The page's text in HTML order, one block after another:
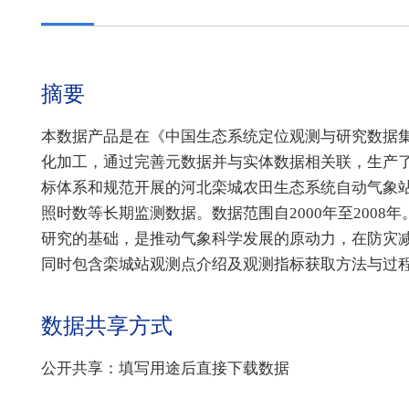
摘要
本数据产品是在《中国生态系统定位观测与研究数
化加工，通过完善元数据并与实体数据相关联，生产
标体系和规范开展的河北栾城农田生态系统自动气
照时数等长期监测数据。数据范围自2000年至2008
研究的基础，是推动气象科学发展的原动力，在防
同时包含栾城站观测点介绍及观测指标获取方法与过
数据共享方式
公开共享：填写用途后直接下载数据